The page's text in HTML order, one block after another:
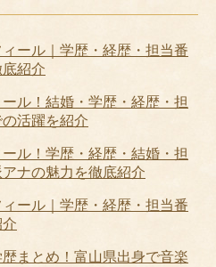
ール｜学歴・経歴・担当番
紹介
ル！結婚・学歴・経歴・担
活躍を紹介
ル！学歴・経歴・結婚・担
ナの魅力を徹底紹介
ール｜学歴・経歴・担当番
まとめ！富山県出身で音楽